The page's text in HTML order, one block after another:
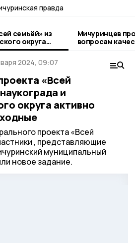
семьёй» из
округа
Мичуринцев
вопросам качества и
детских
2024, 09:07
«Всей
и
округа активно
проекта «Всей
, представляющие
муниципальный
новое задание.